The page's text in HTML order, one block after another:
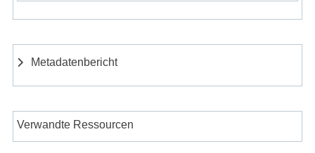
Metadatenbericht
Verwandte Ressourcen